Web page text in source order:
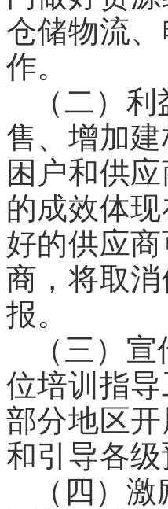
仓储物流
作。
（二）
售、增加
困户和供
的成效体
好的供应
商，将取
报。
（三）
位培训指
部分地区
和引导各
（四）